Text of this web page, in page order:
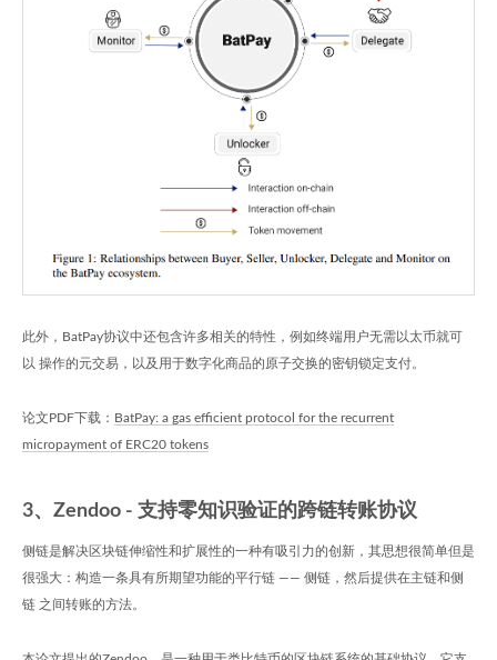
此外，BatPay协议中还包含许多相关的特性，例如终端用户无需以太币就可
以 操作的元交易，以及用于数字化商品的原子交换的密钥锁定支付。
论文PDF下载： BatPay: a gas efficient protocol for the recurrent
micropayment of ERC20 tokens
3、Zendoo - 支持零知识验证的跨链转账协议
侧链是解决区块链伸缩性和扩展性的一种有吸引力的创新，其思想很简单但是
很强大：构造一条具有所期望功能的平行链 —— 侧链，然后提供在主链和侧
链 之间转账的方法。